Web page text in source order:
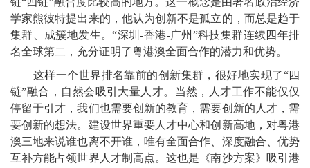
学家熊彼特提出来的，他认为创新不是孤立的，而总是趋于
集群、成簇地发生。“深圳-香港-广州”科技集群连续四年排
名全球第二，充分证明了粤港澳全面合作的潜力和优势。
这样一个世界排名靠前的创新集群，很好地实现了“四
链”融合，自然会吸引大量人才。当然，人才工作不能仅仅
停留于引才，我们也需要创新的教育，需要创新的人才，需
要创新的想法。建设世界重要人才中心和创新高地，对粤港
澳三地来说谁也离不开谁，唯有全面合作、深度融合、优势
互补方能占领世界人才制高点。这也是《南沙方案》吸引港